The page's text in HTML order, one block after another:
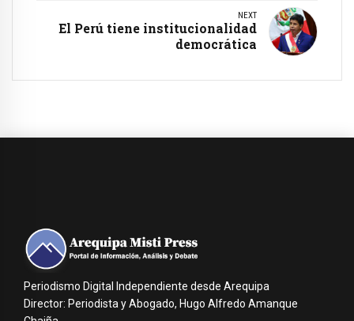
NEXT
El Perú tiene institucionalidad
democrática
Periodismo Digital Independiente desde Arequipa
Director: Periodista y Abogado, Hugo Alfredo Amanque